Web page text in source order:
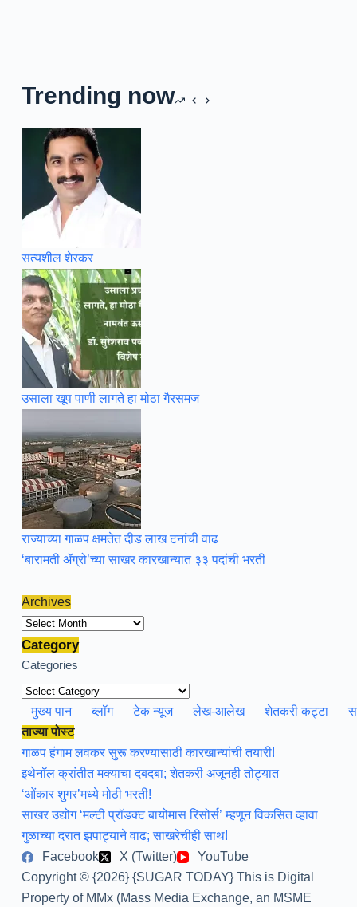
Trending now
सत्यशील शेरकर
उसाला खूप पाणी लागते हा मोठा गैरसमज
राज्याच्या गाळप क्षमतेत दीड लाख टनांची वाढ
‘बारामती ॲग्रो’च्या साखर कारखान्यात ३३ पदांची भरती
Archives
Archives
Category
Categories
मुख्य पान ब्लॉग टेक न्यूज लेख-आलेख शेतकरी कट्टा
ताज्या पोस्ट
गाळप हंगाम लवकर सुरू करण्यासाठी कारखान्यांची तयारी!
इथेनॉल क्रांतीत मक्याचा दबदबा; शेतकरी अजूनही तोट्यात
‘ओंकार शुगर’मध्ये मोठी भरती!
साखर उद्योग ‘मल्टी प्रॉडक्ट बायोमास रिसोर्स’ म्हणून विकसित व्हावा
गुळाच्या दरात झपाट्याने वाढ; साखरेचीही साथ!
Facebook
X (Twitter)
YouTube
Copyright © {2026} {SUGAR TODAY} This is Digital
Property of MMx (Mass Media Exchange, an MSME